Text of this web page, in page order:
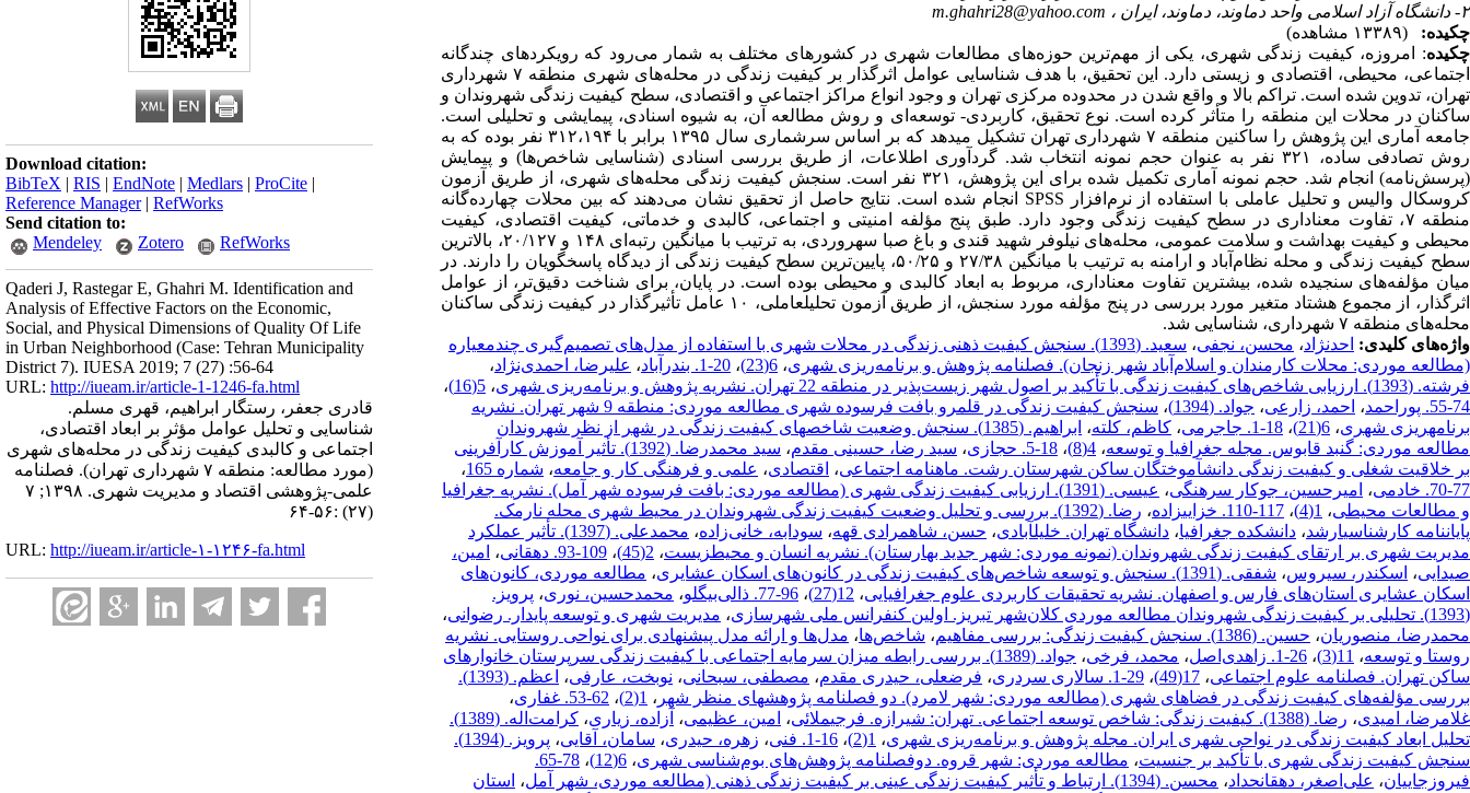
Download citation:
BibTeX | RIS | EndNote | Medlars | ProCite |
Reference Manager| RefWorks
Send citation to:
Mendeley
Zotero RefWorks
Qaderi J, Rastegar E, Ghahri M. Identification and
Analysis of Effective Factors on the Economic,
Social, and Physical Dimensions of Quality Of Life
in Urban Neighborhood (Case: Tehran Municipality
District 7). IUESA 2019; 7 (27) :56-64
URL: http://iueam.ir/article-1-1246-fa.html
قادری جعفر، رستگار ابراهیم، قهری مسلم.
شناسایی و تحلیل عوامل مؤثر بر ابعاد اقتصادی،
اجتماعی و کالبدی کیفیت زندگی در محله‌های شهری
(مورد مطالعه: منطقه ۷ شهرداری تهران). فصلنامه
علمی-پژوهشی اقتصاد و مدیریت شهری. ۱۳۹۸; ۷
(۲۷) :۵۶-۶۴
URL: http://iueam.ir/article-۱-۱۲۴۶-fa.html
۲- دانشگاه آزاد اسلامی واحد دماوند، دماوند، ایران ،
m.ghahri28@yahoo.com
چکیده:
(۱۳۳۸۹ مشاهده)
چکیده: امروزه، کیفیت زندگی شهری، یکی از مهم‌ترین حوزه‌های مطالعات شهری در کشورهای مختلف به شمار می‌رود که رویکردهای چندگانه
اجتماعی، محیطی، اقتصادی و زیستی دارد. این تحقیق، با هدف شناسایی عوامل اثرگذار بر کیفیت زندگی در محله‌های شهری منطقه ۷ شهرداری
تهران، تدوین شده است. تراکم بالا و واقع شدن در محدوده مرکزی تهران و وجود انواع مراکز اجتماعی و اقتصادی، سطح کیفیت زندگی شهروندان و
ساکنان در محلات این منطقه را متأثر کرده است. نوع تحقیق، کاربردی- توسعه‌ای و روش مطالعه آن، به شیوه اسنادی، پیمایشی و تحلیلی است.
جامعه آماری این پژوهش را ساکنین منطقه ۷ شهرداری تهران تشکیل می‎دهد که بر اساس سرشماری سال ۱۳۹۵ برابر با ۳۱۲،۱۹۴ نفر بوده که به
روش تصادفی ساده، ۳۲۱ نفر به عنوان حجم نمونه انتخاب شد. گردآوری اطلاعات، از طریق بررسی اسنادی (شناسایی شاخص‌ها) و پیمایش
(پرسش‌نامه) انجام شد. حجم نمونه آماری تکمیل شده برای این پژوهش، ۳۲۱ نفر است. سنجش کیفیت زندگی محله‌های شهری، از طریق آزمون
کروسکال والیس و تحلیل عاملی با استفاده از نرم‌افزار SPSS انجام شده است. نتایج حاصل از تحقیق نشان می‌دهند که بین محلات چهارده‌گانه
منطقه ۷، تفاوت معناداری در سطح کیفیت زندگی وجود دارد. طبق پنج مؤلفه امنیتی و اجتماعی، کالبدی و خدماتی، کیفیت اقتصادی، کیفیت
محیطی و کیفیت بهداشت و سلامت عمومی، محله‌های نیلوفر شهید قندی و باغ صبا سهروردی، به ترتیب با میانگین رتبه‌ای ۱۴۸ و ۲۰/۱۲۷، بالاترین
سطح کیفیت زندگی و محله نظام‌آباد و ارامنه به ترتیب با میانگین ۲۷/۳۸ و ۵۰/۲۵، پایین‌ترین سطح کیفیت زندگی از دیدگاه پاسخگویان را دارند. در
میان مؤلفه‌های سنجیده شده، بیشترین تفاوت معناداری، مربوط به ابعاد کالبدی و محیطی بوده است. در پایان، برای شناخت دقیق‌تر، از عوامل
اثرگذار، از مجموع هشتاد متغیر مورد بررسی در پنج مؤلفه مورد سنجش، از طریق آزمون تحلیل‎عاملی، ۱۰ عامل تأثیرگذار در کیفیت زندگی ساکنان
محله‌های منطقه ۷ شهرداری، شناسایی شد.
واژه‌های کلیدی: احدنژاد، محسن، نجفی،
سعید. (1393). سنجش کیفیت ذهنی زندگی در محلات شهری با استفاده از مدل‌های تصمیم‌گیری چندمعیاره
(مطالعه موردی: محلات کارمندان و اسلام‌آباد شهر زنجان). فصلنامه پژوهش و برنامه‌ریزی شهری، 6(23) ، 20-1. بندرآباد ، علیرضا، احمدی‌نژاد،
فرشته. (1393). ارزیابی شاخص‌‌های کیفیت زندگی با تأکید بر اصول شهر زیست‌پذیر در منطقه 22 تهران. نشریه پژوهش و برنامه‌ریزی شهری
، 5(16)
،
74-55. پوراحمد
، احمد، زارعی، جواد. (1394) ،
سنجش کیفیت زندگی در قلمرو بافت فرسوده‌ شهری مطالعه موردی: منطقه 9 شهر تهران. نشریه
برنامه‎ریزی شهری
، 6(21) ، 18-1. جاجرمی ، کاظم، کلته،
ابراهیم. (1385). سنجش وضعیت شاخص‎های کیفیت زندگی در شهر از نظر شهروندان
مطالعه موردی: گنبد قابوس. مجله جغرافیا و توسعه، 4(8) ، 18-5. حجازی ، سید رضا، حسینی مقدم،
سید محمدرضا. (1392). تأثیر آموزش کارآفرینی
بر خلاقیت شغلی و کیفیت زندگی دانش‎آموختگان ساکن شهرستان رشت. ماهنامه اجتماعی
، اقتصادی، علمی و فرهنگی کار و جامعه، شماره 165
،
77-70. خادمی
، امیرحسین، جوکار سرهنگی،
عیسی. (1391). ارزیابی کیفیت زندگی شهری (مطالعه موردی: بافت فرسوده شهر آمل). نشریه جغرافیا
و مطالعات محیطی، 1(4) ، 117-110. خزایی‎زاده ،
رضا. (1392). بررسی و تحلیل وضعیت کیفیت زندگی شهروندان در محیط شهری محله نارمک.
پایان‎نامه کارشناسی‎ارشد
، دانشکده جغرافیا، دانشگاه تهران. خلیل‎آبادی ، حسن، شاهمرادی قهه، سودابه، خانی‌زاده،
محمدعلی. (1397). تأثیر عملکرد
مدیریت شهری بر ارتقای کیفیت زندگی شهروندان (نمونه موردی: شهر جدید بهارستان). نشریه انسان و محیط‎زیست
، 2(45) ، 109-93. دهقانی ، امین،
صیدایی، اسکندر، سیروس، شفقی. (1391). سنجش و توسعه شاخص‌های کیفیت زندگی در کانون‌های اسکان عشایری ، مطالعه موردی، کانون‌های
اسکان عشایری استان‌های فارس و اصفهان. نشریه تحقیقات کاربردی علوم جغرافیایی، 12(27) ، 96-77. ذالی‌بیگلو ، محمدحسین، نوری، پرویز.
(1393). تحلیلی بر کیفیت زندگی شهروندان مطالعه موردی کلان‌شهر تبریز. اولین کنفرانس ملی شهرسازی
، مدیریت شهری و توسعه پایدار. رضوانی،
محمدرضا، منصوریان، حسین. (1386). سنجش کیفیت زندگی: بررسی مفاهیم ، شاخص‌ها، مدل‌ها و ارائه مدل پیشنهادی برای نواحی روستایی. نشریه
روستا و توسعه، 11(3) ، 26-1. زاهدی‌اصل ، محمد، فرخی،
جواد. (1389). بررسی‌ رابطه‌ میزان‌ سرمایه‌ اجتماعی‌ با کیفیت‌ زندگی‌ سرپرستان خانوارهای‌
ساکن‌ تهران‌. فصلنامه علوم اجتماعی، 17(49) ، 29-1. سالاری سردری ، فرضعلی، حیدری مقدم، مصطفی، سبحانی، نوبخت، عارفی،
اعظم. (1393).
بررسی مؤلفه‌های کیفیت زندگی در فضاهای شهری (مطالعه موردی: شهر لامرد). دو فصلنامه پژوهش‎های منظر شهر
، 1(2) ، 62-53. غفاری
،
غلامرضا، امیدی، رضا. (1388). کیفیت زندگی: شاخص توسعه اجتماعی. تهران: شیرازه. فرجی‎ملائی ، امین، عظیمی، آزاده، زیاری،
کرامت‌اله. (1389).
تحلیل ابعاد کیفیت زندگی در نواحی شهری ایران. مجله پژوهش و برنامه‌ریزی شهری، 1(2) ، 16-1. فنی ، زهره، حیدری، سامان، آقایی،
پرویز. (1394).
سنجش کیفیت زندگی شهری با تأکید بر جنسیت، مطالعه موردی: شهر قروه. دوفصلنامه پژوهش‌های بوم‌شناسی شهری، 6(12) ،
78-65.
فیروزجاییان، علی‌اصغر، دهقان‎حداد ، محسن. (1394). ارتباط و تأثیر کیفیت زندگی عینی بر کیفیت زندگی ذهنی (مطالعه موردی، شهر آمل ، استان